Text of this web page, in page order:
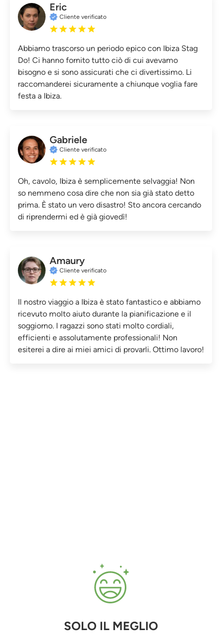
Eric
Cliente verificato
Abbiamo trascorso un periodo epico con Ibiza Stag
Do! Ci hanno fornito tutto ciò di cui avevamo
bisogno e si sono assicurati che ci divertissimo. Li
raccomanderei sicuramente a chiunque voglia fare
festa a Ibiza.
Gabriele
Cliente verificato
Oh, cavolo, Ibiza è semplicemente selvaggia! Non
so nemmeno cosa dire che non sia già stato detto
prima. È stato un vero disastro! Sto ancora cercando
di riprendermi ed è già giovedì!
Amaury
Cliente verificato
Il nostro viaggio a Ibiza è stato fantastico e abbiamo
ricevuto molto aiuto durante la pianificazione e il
soggiorno. I ragazzi sono stati molto cordiali,
efficienti e assolutamente professionali! Non
esiterei a dire ai miei amici di provarli. Ottimo lavoro!
SOLO IL MEGLIO